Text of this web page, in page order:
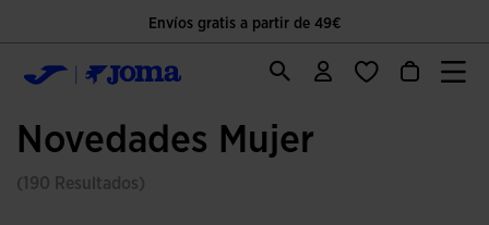
Única página oficial
Novedades Mujer
(190 Resultados)